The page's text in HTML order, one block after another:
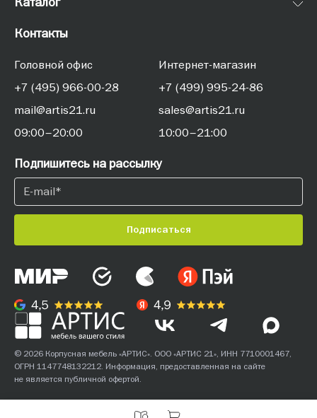
Контакты
Головной офис
+7 (495) 966-00-28
mail@artis21.ru
09:00–20:00
Интернет-магазин
+7 (499) 995-24-86
sales@artis21.ru
10:00–21:00
Подпишитесь на рассылку
Подписаться
© 2026 Корпусная мебель «АРТИС». ООО «АРТИС 21», ИНН 7710001467,
ОГРН 1147748132212. Информация, предоставленная на сайте
не является публичной офертой.